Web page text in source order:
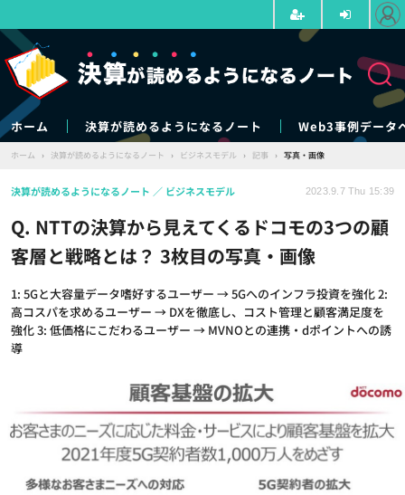
ホーム 決算が読めるようになるノート Web3事例データ
ホーム › 決算が読めるようになるノート › ビジネスモデル › 記事 › 写真・画像
Q. NTTの決算から見えてくるドコモの3つの顧
客層と戦略とは？ 3枚目の写真・画像
1: 5Gと大容量データ嗜好するユーザー → 5Gへのインフラ投資を強化 2:
高コスパを求めるユーザー → DXを徹底し、コスト管理と顧客満足度を
強化 3: 低価格にこだわるユーザー → MVNOとの連携・dポイントへの誘
導
決算が読めるようになるノート ビジネスモデル 2023.9.7 Thu 15:39